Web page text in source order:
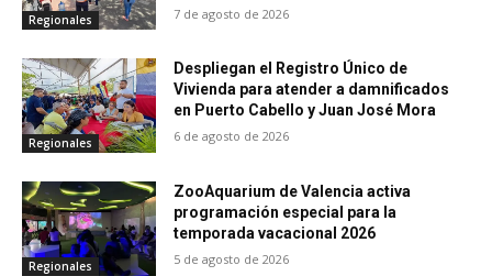
Regionales 7 de agosto de 2026
Regionales
Despliegan el Registro Único de
Vivienda para atender a damnificados
en Puerto Cabello y Juan José Mora
6 de agosto de 2026
Regionales
ZooAquarium de Valencia activa
programación especial para la
temporada vacacional 2026
5 de agosto de 2026